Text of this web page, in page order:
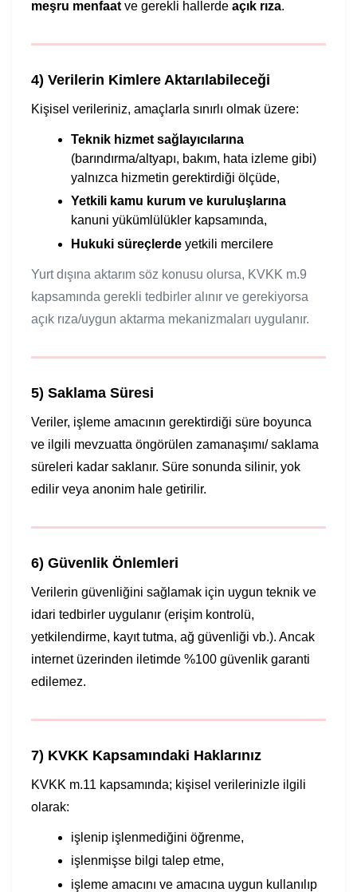
meşru menfaat ve gerekli hallerde açık rıza.
4) Verilerin Kimlere Aktarılabileceği
Kişisel verileriniz, amaçlarla sınırlı olmak üzere:
Teknik hizmet sağlayıcılarına
(barındırma/altyapı, bakım, hata izleme gibi)
yalnızca hizmetin gerektirdiği ölçüde,
Yetkili kamu kurum ve kuruluşlarına
kanuni yükümlülükler kapsamında,
Hukuki süreçlerdeyetkili mercilere
Yurt dışına aktarım söz konusu olursa, KVKK m.9
kapsamında gerekli tedbirler alınır ve gerekiyorsa
açık rıza/uygun aktarma mekanizmaları uygulanır.
5) Saklama Süresi
Veriler, işleme amacının gerektirdiği süre boyunca
ve ilgili mevzuatta öngörülen zamanaşımı/ saklama
süreleri kadar saklanır. Süre sonunda silinir, yok
edilir veya anonim hale getirilir.
6) Güvenlik Önlemleri
Verilerin güvenliğini sağlamak için uygun teknik ve
idari tedbirler uygulanır (erişim kontrolü,
yetkilendirme, kayıt tutma, ağ güvenliği vb.). Ancak
internet üzerinden iletimde %100 güvenlik garanti
edilemez.
7) KVKK Kapsamındaki Haklarınız
KVKK m.11 kapsamında; kişisel verilerinizle ilgili
olarak:
işlenip işlenmediğini öğrenme,
işlenmişse bilgi talep etme,
işleme amacını ve amacına uygun kullanılıp